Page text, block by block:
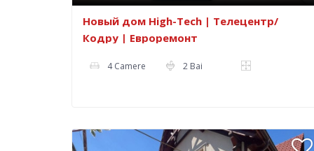
Новый дом High-Tech | Телецентр/
Кодру | Евроремонт
4 Camere 2 Bai